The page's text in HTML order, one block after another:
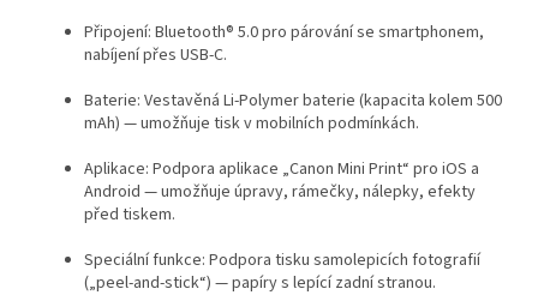
Připojení: Bluetooth® 5.0 pro párování se smartphonem,
nabíjení přes USB-C.
Baterie: Vestavěná Li-Polymer baterie (kapacita kolem 500
mAh) — umožňuje tisk v mobilních podmínkách.
Aplikace: Podpora aplikace „Canon Mini Print“ pro iOS a
Android — umožňuje úpravy, rámečky, nálepky, efekty
před tiskem.
Speciální funkce: Podpora tisku samolepicích fotografií
(„peel-and-stick“) — papíry s lepící zadní stranou.